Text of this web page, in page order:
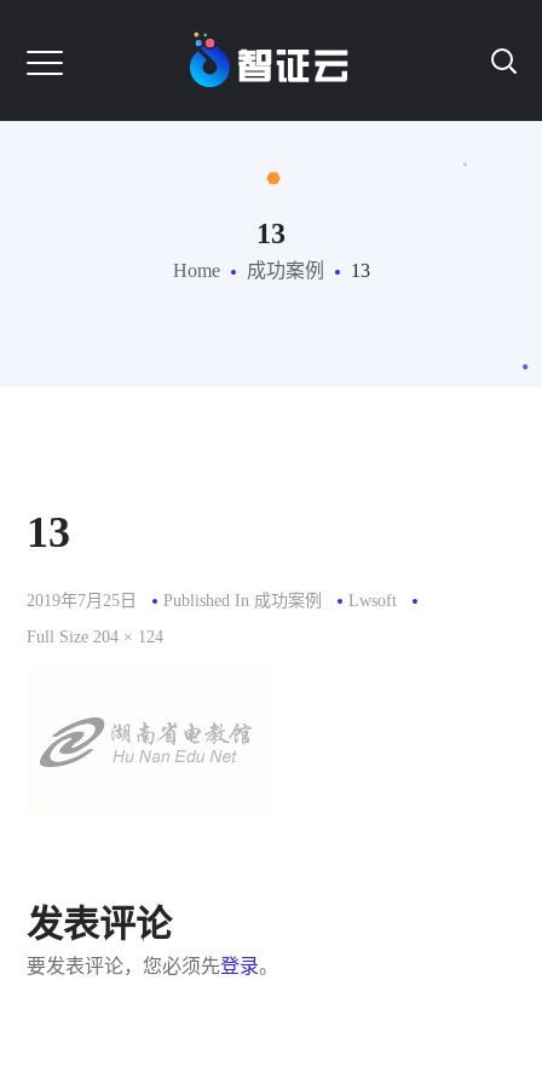
13
Home 成功案例 13
13
2019年7月25日 Published In 成功案例
Lwsoft
Full
Full Size 204 × 124
发表评论
要发表评论，您必须先登录。